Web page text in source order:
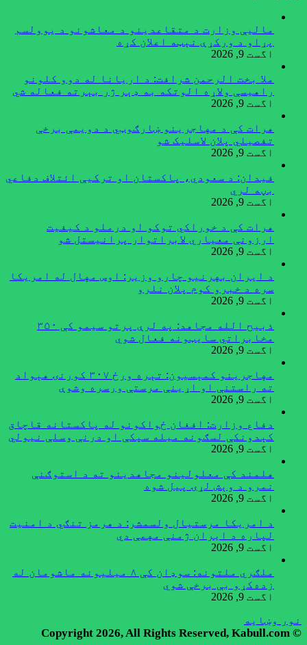
مالیې وزارت د متقاعدینو د معاشونو د یوولسم
پړاو د ورکړې نېټه اعلان کړه
اگست 9, 2026
ملا بخت الرحمن شرافت: د اریانا له دوو کلونو
راهیسې ولاړه الوتکه به ډېر ژر بېرته فعاله شي
اگست 9, 2026
هرات کې د مهاجرینو ښارګوټي د دویمې برخې
تفصیلي پلان لاسليک شو
اگست 9, 2026
فیدان: د سعودي، پاکستان او ترکیې ائتلاف دفاعي
بڼه لري
اگست 9, 2026
هرات کې د خوراکي توکو او درملو د کیفیت
ارزونې معیاري لابراتوار پرانیستل شو
اگست 9, 2026
د ایران بهرنیو چارو وزیر: اوس مهال له امریکا
سره د خبرو کوم پلان نلرو
اگست 9, 2026
ذبیح الله مجاهد: په لرې پرتو سیمو کې ۳۵۰
مخابراتي سایټونه فعال شوي
اگست 9, 2026
مهاجرينو کمېسیون: تېره ورځ ۳۰۷ کورنۍ هېواد
ته راستنې او اړينې مرستې ورسره وشوې
اگست 9, 2026
دفاع وزارت: افغان ځواکونو له پاکستانه قاچاق
کېدونکې لسګونه میله سپکې او درنې وسلې نیولي
اگست 9, 2026
هلمند کې معلولینو مجاهدینو ته د استوګنې
نمرو د وېش لړۍ پیل شوه
اگست 9, 2026
د امریکا مرستیال ولسمشر: د هرمز تنګي د امنیت
لپاره د ایران ژمنې مهمې دي
اگست 9, 2026
ملګري ملتونه: سوډان کې ۸ میلیونه ماشومان له
زده‌کړو بې‌ برخې شوي
اگست 9, 2026
نور وښایه
© Copyright 2026, All Rights Reserved, Kabull.com